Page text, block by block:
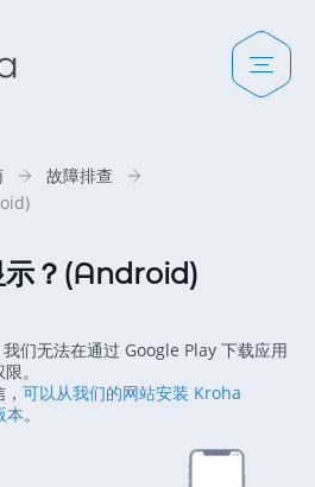
故障排查
示？(Android)
们无法在通过 Google Play 下载应用
。
可以从我们的网站安装 Kroha
本。